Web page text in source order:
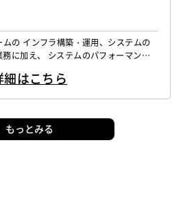
ア（サーバーサイド）
の インフラ構築・運用、システムの
に加え、 システムのパフォーマンス
だきます。 ・高トラフィックなゲーム
細はこちら
もっとみる